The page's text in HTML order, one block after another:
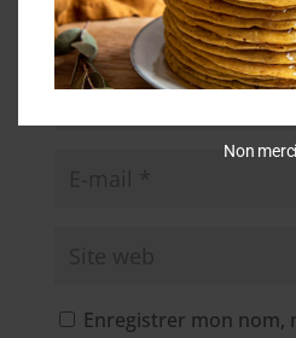
Enregistrer mon nom,
Non